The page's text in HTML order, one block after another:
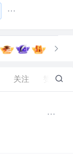
关注 180